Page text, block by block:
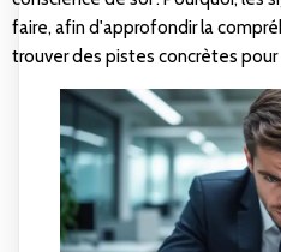
faire, afin d'approfondir la
trouver des pistes concrètes